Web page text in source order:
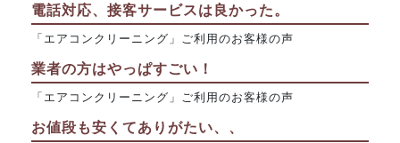
電話対応、接客サービスは良かった。
「エアコンクリーニング」ご利用のお客様の声
業者の方はやっぱすごい！
「エアコンクリーニング」ご利用のお客様の声
お値段も安くてありがたい、、